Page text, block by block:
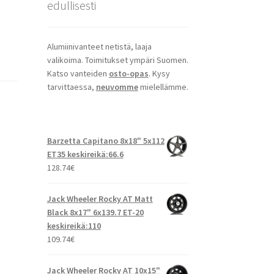
edullisesti
Alumiinivanteet netistä, laaja
valikoima. Toimitukset ympäri Suomen.
Katso vanteiden osto-opas. Kysy
tarvittaessa, neuvommemielellämme.
Barzetta Capitano 8x18" 5x112
ET35 keskireikä:66.6
128.74€
Jack Wheeler Rocky AT Matt
Black 8x17" 6x139.7 ET-20
keskireikä:110
109.74€
Jack Wheeler Rocky AT 10x15"